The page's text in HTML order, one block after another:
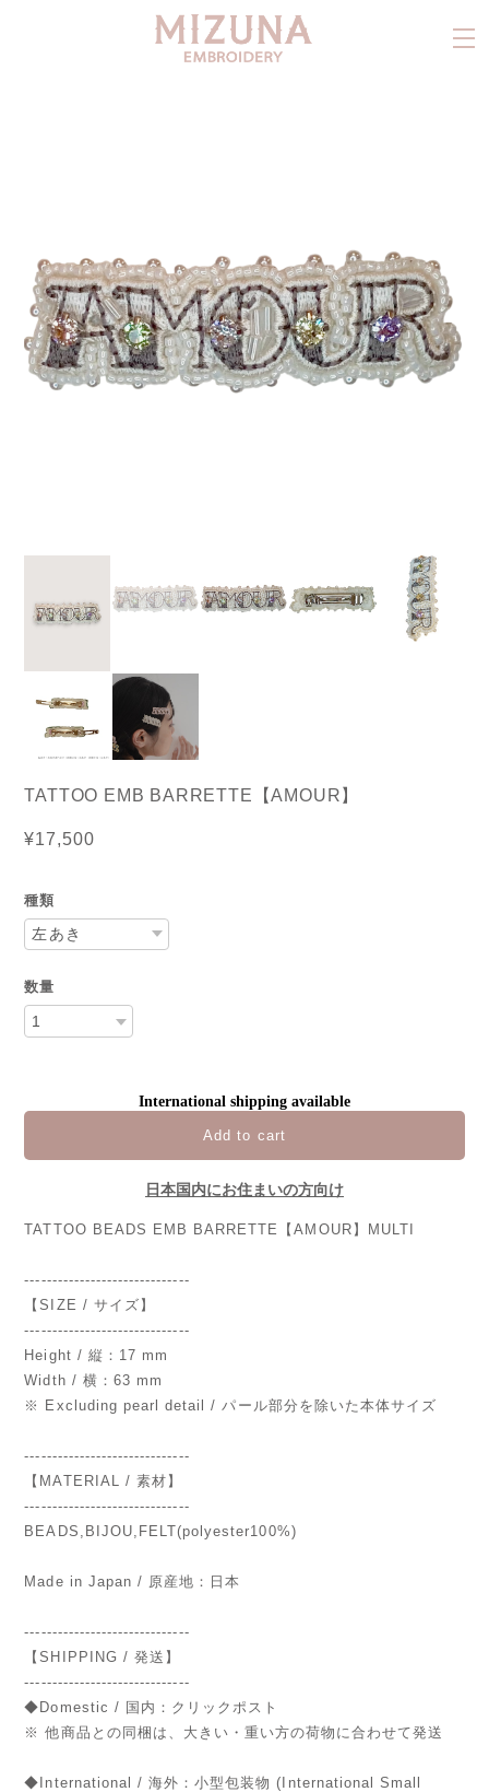
TATTOO EMB BARRETTE【AMOUR】
¥17,500
種類
数量
International shipping available
Add to cart
日本国内にお住まいの方向け
TATTOO BEADS EMB BARRETTE【AMOUR】MULTI
------------------------------
【SIZE / サイズ】
------------------------------
Height / 縦：17 mm
Width / 横：63 mm
※ Excluding pearl detail / パール部分を除いた本体サイズ
------------------------------
【MATERIAL / 素材】
------------------------------
BEADS,BIJOU,FELT(polyester100%)
Made in Japan / 原産地：日本
------------------------------
【SHIPPING / 発送】
------------------------------
◆Domestic / 国内：クリックポスト
※ 他商品との同梱は、大きい・重い方の荷物に合わせて発送
◆International / 海外：小型包装物 (International Small